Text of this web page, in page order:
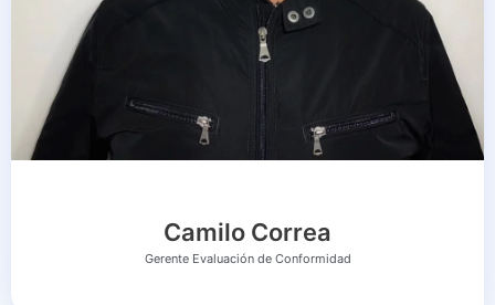
Camilo Correa
Gerente Evaluación de Conformidad